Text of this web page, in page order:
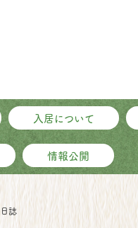
入居について
情報公開
誌